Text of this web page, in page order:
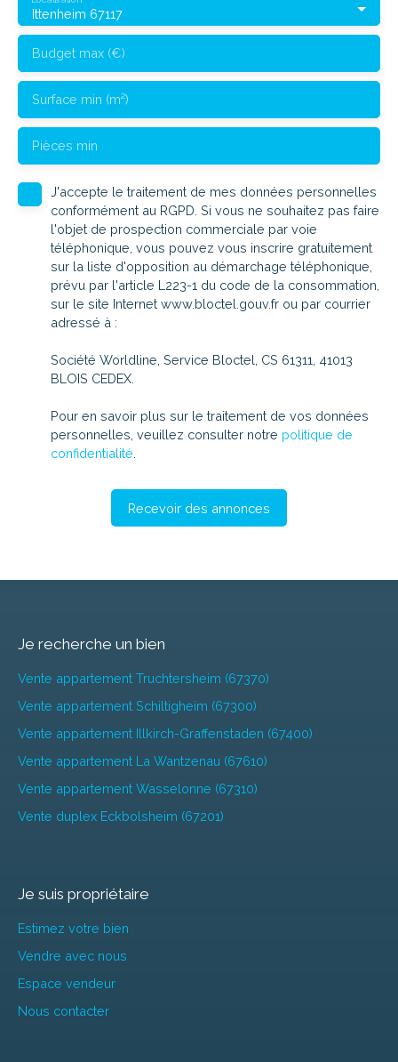
Ittenheim 67117
Budget max (€)
Surface min (m²)
Pièces min
J'accepte le traitement de mes données personnelles
conformément au RGPD. Si vous ne souhaitez pas faire
l'objet de prospection commerciale par voie
téléphonique, vous pouvez vous inscrire gratuitement
sur la liste d'opposition au démarchage téléphonique,
prévu par l'article L223-1 du code de la consommation,
sur le site Internet www.bloctel.gouv.fr ou par courrier
adressé à :
Société Worldline, Service Bloctel, CS 61311, 41013
BLOIS CEDEX.
Pour en savoir plus sur le traitement de vos données
personnelles, veuillez consulter notre politique de
confidentialité
Recevoir des annonces
Je recherche un bien
Vente appartement Truchtersheim (67370)
Vente appartement Schiltigheim (67300)
Vente appartement Illkirch-Graffenstaden (67400)
Vente appartement La Wantzenau (67610)
Vente appartement Wasselonne (67310)
Vente duplex Eckbolsheim (67201)
Je suis propriétaire
Estimez votre bien
Vendre avec nous
Espace vendeur
Nous contacter